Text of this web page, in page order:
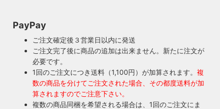
◆もっと詳しく見る
PayPay
ご注文確定後３営業日以内に発送
ご注文完了後に商品の追加は出来ません。新たに注文が
必要です。
1回のご注文につき送料（1,100円）が加算されます。 複
数の商品を分けてご注文された場合、その都度送料が加
算されますのでご注意下さい。
複数の商品同梱を希望される場合は、1回のご注文にま